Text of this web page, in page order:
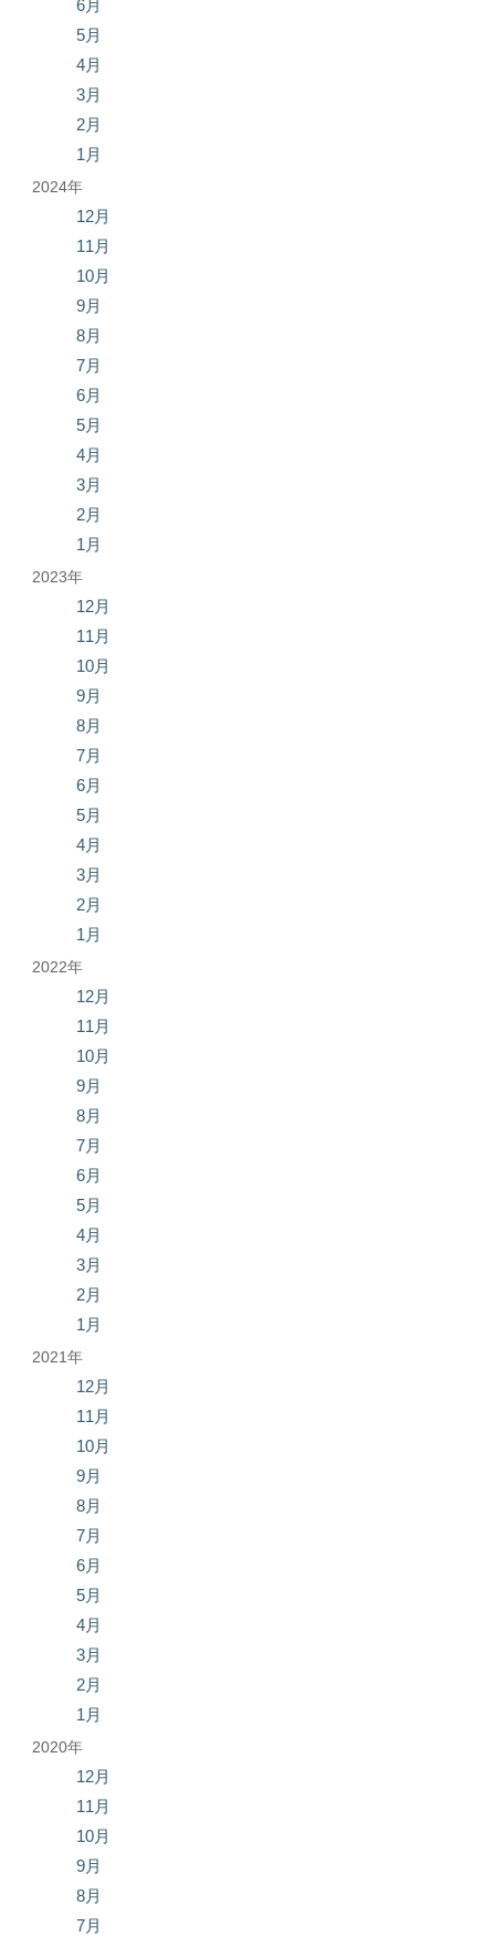
6月
5月
4月
3月
2月
1月
2024年
12月
11月
10月
9月
8月
7月
6月
5月
4月
3月
2月
1月
2023年
12月
11月
10月
9月
8月
7月
6月
5月
4月
3月
2月
1月
2022年
12月
11月
10月
9月
8月
7月
6月
5月
4月
3月
2月
1月
2021年
12月
11月
10月
9月
8月
7月
6月
5月
4月
3月
2月
1月
2020年
12月
11月
10月
9月
8月
7月